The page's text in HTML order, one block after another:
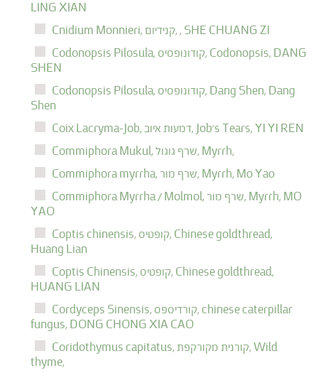
LING XIAN
Cnidium Monnieri,
קנידיום, , SHE CHUANG ZI
Codonopsis Pilosula,
קודונופסיס, Codonopsis, DANG
SHEN
Codonopsis Pilosula,
קודונופסיס, Dang Shen, Dang
Shen
Coix Lacryma-Job,
דמעות איוב, Job's Tears, YI YI REN
Commiphora Mukul,
שרף גוגול, Myrrh,
Commiphora myrrha,
שרף מור, Myrrh, Mo Yao
Commiphora Myrrha / Molmol,
שרף מור, Myrrh, MO
YAO
Coptis chinensis,
קופטיס, Chinese goldthread,
Huang Lian
Coptis Chinensis,
קופטיס, Chinese goldthread,
HUANG LIAN
Cordyceps Sinensis,
קורדיספס, chinese caterpillar
fungus, DONG CHONG XIA CAO
Coridothymus capitatus,
קורנית מקורקפת, Wild
thyme,